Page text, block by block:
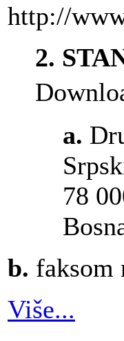
http://
2.
a.
78
b. faksom
Više...